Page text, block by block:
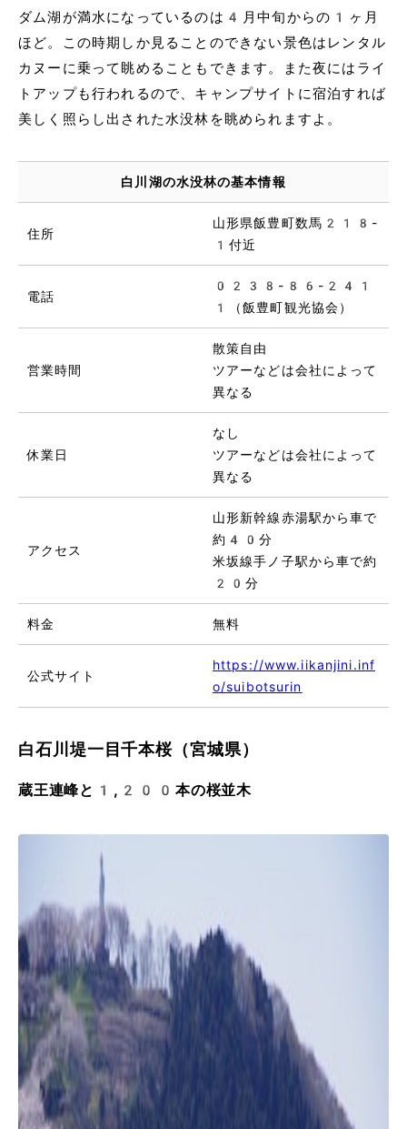
ダム湖が満水になっているのは4月中旬からの1ヶ月
ほど。この時期しか見ることのできない景色はレンタル
カヌーに乗って眺めることもできます。また夜にはライ
トアップも行われるので、キャンプサイトに宿泊すれば
美しく照らし出された水没林を眺められますよ。
白川湖の水没林の基本情報
住所
山形県飯豊町数馬218-
1付近
電話
0238-86-241
1（飯豊町観光協会）
営業時間
散策自由
ツアーなどは会社によって
異なる
休業日
なし
ツアーなどは会社によって
異なる
アクセス
山形新幹線赤湯駅から車で
約40分
米坂線手ノ子駅から車で約
20分
料金 無料
公式サイト
https://www.iikanjini.inf
o/suibotsurin
白石川堤一目千本桜（宮城県）
蔵王連峰と1,200本の桜並木